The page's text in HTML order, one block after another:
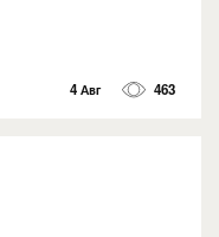
4 Авг 463